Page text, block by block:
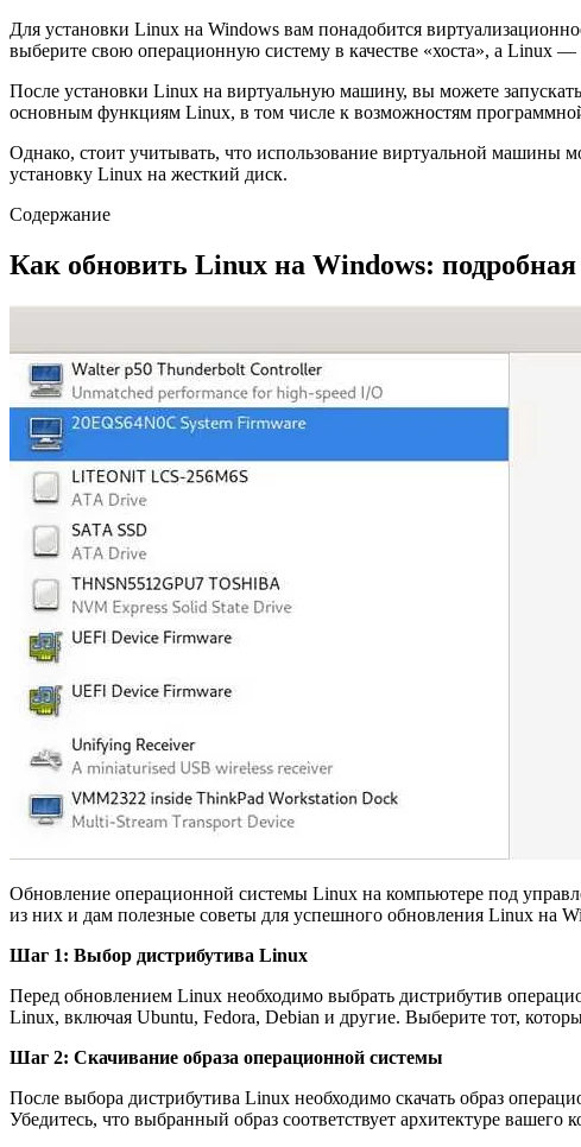
Для установки Linux на Windows вам понадобится
выберите свою операционную систему в качестве «хоста», а Linux
После установки Linux на виртуальную машину, вы можете
основным функциям Linux, в том числе к возможностям
Однако, стоит учитывать, что использование виртуальной машины
установку Linux на жесткий диск.
Содержание
Как обновить Linux на Windows:
Обновление операционной системы Linux на компьютере под
из них и дам полезные советы для успешного обновления Linux на
Шаг 1: Выбор дистрибутива Linux
Перед обновлением Linux необходимо выбрать дистрибутив
Linux, включая Ubuntu, Fedora, Debian и другие. Выберите тот,
Шаг 2: Скачивание образа операционной системы
После выбора дистрибутива Linux необходимо скачать образ
Убедитесь, что выбранный образ соответствует архитектуре вашего